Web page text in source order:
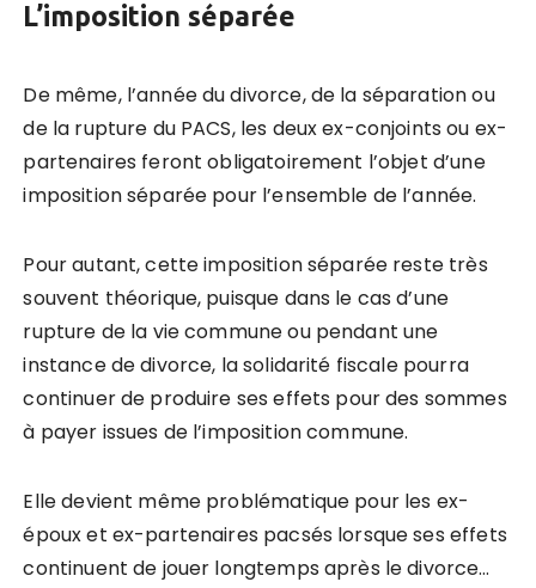
L’imposition séparée
De même, l’année du divorce, de la séparation ou
de la rupture du PACS, les deux ex-conjoints ou ex-
partenaires feront obligatoirement l’objet d’une
imposition séparée pour l’ensemble de l’année.
Pour autant, cette imposition séparée reste très
souvent théorique, puisque dans le cas d’une
rupture de la vie commune ou pendant une
instance de divorce, la solidarité fiscale pourra
continuer de produire ses effets pour des sommes
à payer issues de l’imposition commune.
Elle devient même problématique pour les ex-
époux et ex-partenaires pacsés lorsque ses effets
continuent de jouer longtemps après le divorce…